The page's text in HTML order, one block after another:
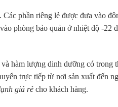
phần riêng lẻ được đưa vào
phòng bảo quản ở nhiệt độ -22
hàm lượng dinh dưỡng có trong
trực tiếp từ nơi sản xuất đến
giá rẻ cho khách hàng.